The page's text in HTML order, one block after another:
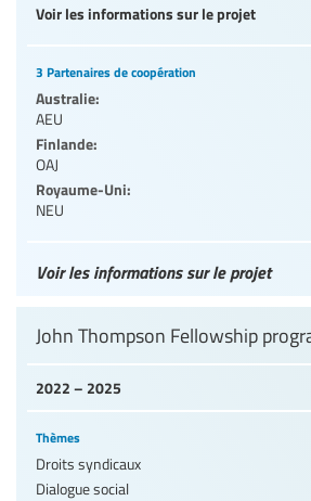
Voir les informations sur le projet
3 Partenaires de coopération
Australie:
AEU
Finlande:
OAJ
Royaume-Uni:
NEU
Voir les informations sur le projet
2022 – 2025
John Thompson Fellowship
Thèmes
Droits syndicaux
Dialogue social